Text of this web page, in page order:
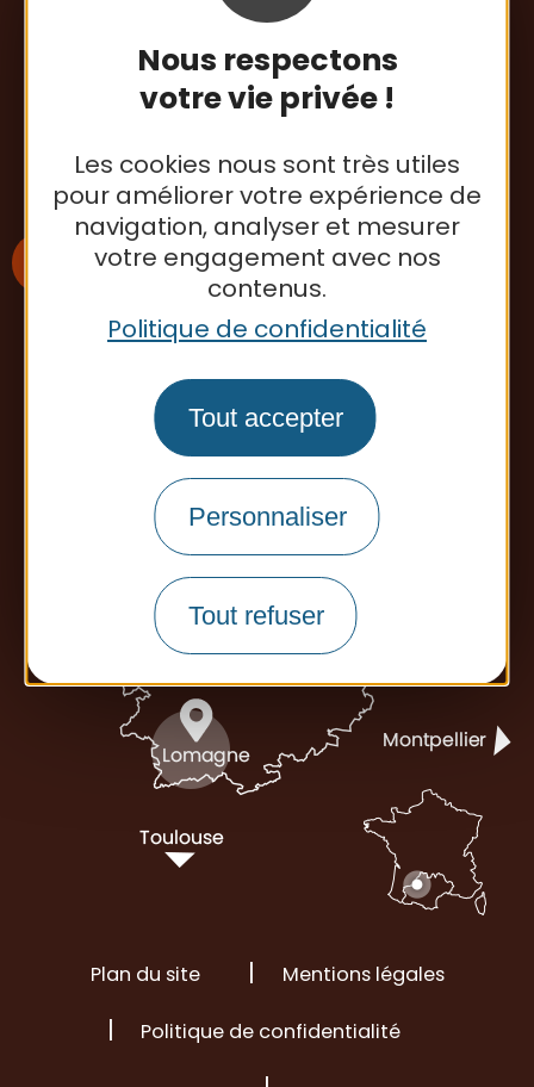
Nous respectons
votre vie privée !
Les cookies nous sont très utiles
pour améliorer votre expérience de
navigation, analyser et mesurer
votre engagement avec nos
contenus.
Politique de confidentialité
Tout accepter
Personnaliser
Tout refuser
413 rue Esparsac
82500 Beaumont-de-Lomagne
Tél. : 05 63 65 34 26
Contactez-nous
Office de tourisme
Plan du site Mentions légales
Politique de confidentialité